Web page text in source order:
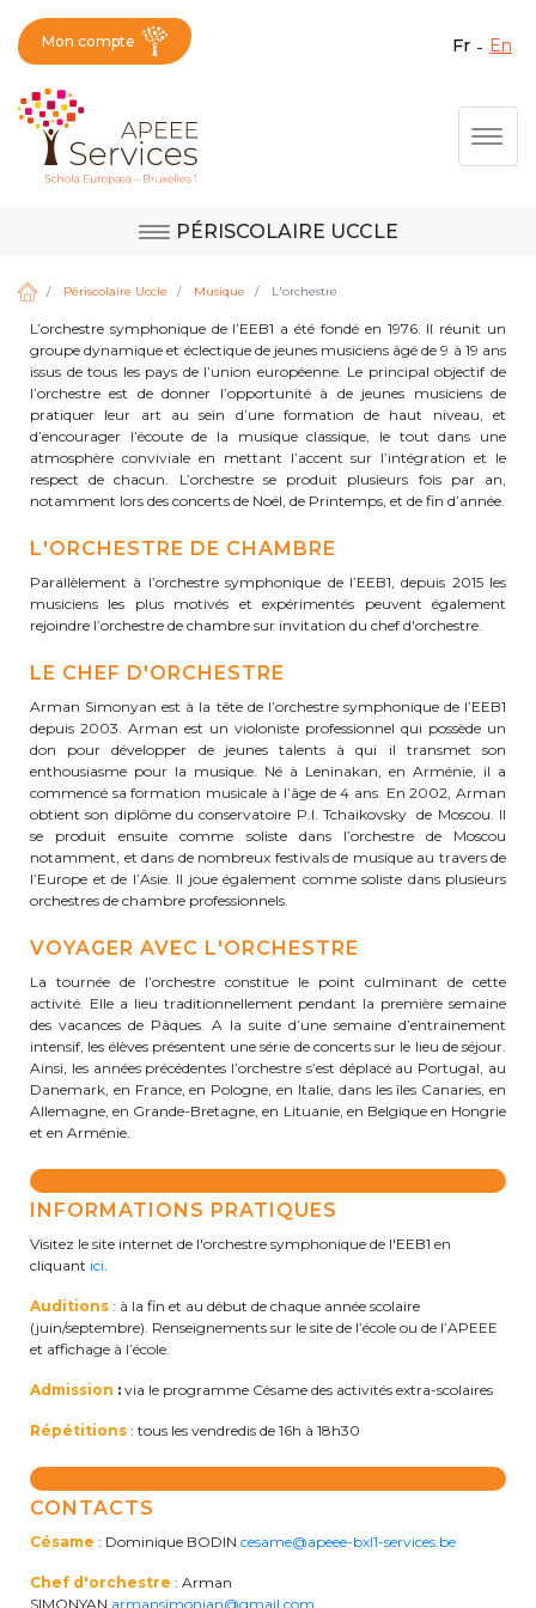
Aller
Fermer X
Question, avis,
demande, suggestion :
contactez le bon
service !
Activités périscolaires Berkendael
periscolaire.berkendael@apeee-bxl1-
services.be
BE91 3631 6790 0976
Activités périscolaires Uccle
+32 (0)2 375 31 35
cesame@apeee-bxl1-services.be
BE30 3100 2003 2711
Cantine
+32 (0)2 374 76 75
cantine@apeee-bxl1-services.be
BE10 3100 9205 4504
Casiers
+32 (0)2 373 87 68
BE52 3101 4777 1809
Coordination & Direction
Mon compte fr en
PÉRISCOLAIRE UCCLE
Site de Berkendael
Périscolaire Uccle Musique L'orchestre
L’orchestre symphonique de l’EEB1 a été fondé en 1976. Il réunit un
groupe dynamique et éclectique de jeunes musiciens âgé de 9 à 19 ans
issus de tous les pays de l’union européenne. Le principal objectif de
l’orchestre est de donner l’opportunité à de jeunes musiciens de
pratiquer leur art au sein d’une formation de haut niveau, et
d’encourager l’écoute de la musique classique, le tout dans une
atmosphère conviviale en mettant l’accent sur l’intégration et le
respect de chacun. L’orchestre se produit plusieurs fois par an,
notamment lors des concerts de Noël, de Printemps, et de fin d’année.
L'ORCHESTRE DE CHAMBRE
Parallèlement à l’orchestre symphonique de l’EEB1, depuis 2015 les
musiciens les plus motivés et expérimentés peuvent également
rejoindre l’orchestre de chambre sur invitation du chef d'orchestre.
LE CHEF D'ORCHESTRE
Arman Simonyan est à la tête de l’orchestre symphonique de l’EEB1
depuis 2003. Arman est un violoniste professionnel qui possède un
don pour développer de jeunes talents à qui il transmet son
enthousiasme pour la musique. Né à Leninakan, en Arménie, il a
commencé sa formation musicale à l’âge de 4 ans. En 2002, Arman
obtient son diplôme du conservatoire P.I. Tchaikovsky de Moscou. Il
se produit ensuite comme soliste dans l’orchestre de Moscou
notamment, et dans de nombreux festivals de musique au travers de
l’Europe et de l’Asie. Il joue également comme soliste dans plusieurs
orchestres de chambre professionnels.
VOYAGER AVEC L'ORCHESTRE
La tournée de l’orchestre constitue le point culminant de cette
activité. Elle a lieu traditionnellement pendant la première semaine
des vacances de Pâques. A la suite d’une semaine d’entrainement
intensif, les élèves présentent une série de concerts sur le lieu de séjour.
Ainsi, les années précédentes l’orchestre s’est déplacé au Portugal, au
Danemark, en France, en Pologne, en Italie, dans les îles Canaries, en
Allemagne, en Grande-Bretagne, en Lituanie, en Belgique en Hongrie
et en Arménie.
INFORMATIONS PRATIQUES
Visitez le site internet de l'orchestre symphonique de l'EEB1 en
cliquant ici.
Auditions : à la fin et au début de chaque année scolaire
(juin/septembre). Renseignements sur le site de l’école ou de l’APEEE
et affichage à l’école.
Admission : via le programme Césame des activités extra-scolaires
Répétitions : tous les vendredis de 16h à 18h30
CONTACTS
Césame : Dominique BODIN cesame@apeee-bxl1-services.be
Chef d'orchestre : Arman
SIMONYAN armansimonian@gmail.com